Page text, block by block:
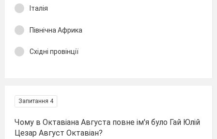
Італія
Північна Африка
Східні провінції
Запитання 4
Чому в Октавіана Августа повне ім'я було Гай Юлій
Цезар Август Октавіан?